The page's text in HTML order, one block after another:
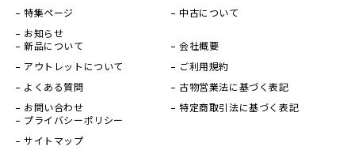
特集ページ
お知らせ
中古について
新品について
アウトレットについて
よくある質問
お問い合わせ
会社概要
ご利用規約
古物営業法に基づく表記
特定商取引法に基づく表記
プライバシーポリシー
サイトマップ